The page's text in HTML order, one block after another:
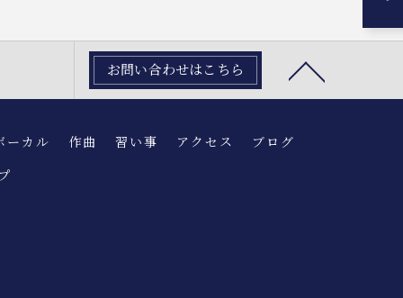
お問い合わせはこちら
ーカル 作曲 習い事 アクセス ブログ